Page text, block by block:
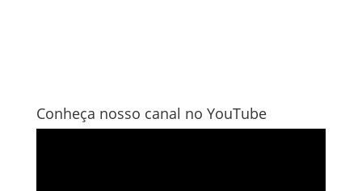
Conheça nosso canal no YouTube